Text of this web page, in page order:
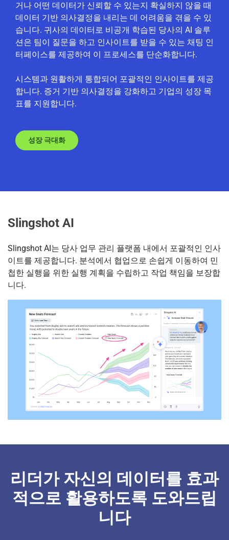
거나 어떤 데이터가 신뢰할 수 있는지 확실하지 않을 때
데이터 기반 의사결정을 내리는 데 어려움을 겪을 수 있
습니다. 귀사의 데이터로 비공개 학습된 당사의 AI 솔루
션은 팀이 질문을 하고 인사이트를 받을 수 있는 채팅 인
터페이스를 제공하여 이 프로세스를 단순화합니다.
시스템과 원활하게 통합되어 포괄적인 인사이트를 제공
합니다. 증거 기반 의사결정을 강화하고 기업의 성장 목
표를 지원합니다.
성장 극대화
Slingshot AI
Slingshot AI는 당사 업무 관리 플랫폼 내에서 포괄적인 인사
이트를 제공합니다. 분석에서 협업으로 손쉽게 이동하여 민
첩한 실행을 위한 실행 계획을 수립하고 작업 책임을 보장합
니다.
리더가 자신의 데이터를 효과
적으로 활용하도록 도와드립
니다